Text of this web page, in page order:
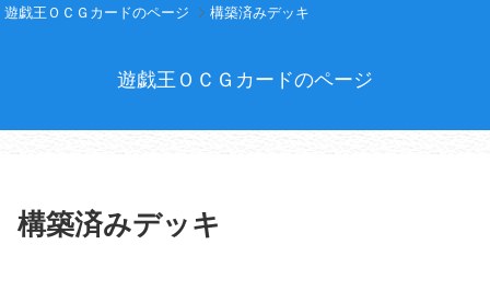
遊戯王ＯＣＧカードのページ 構築済みデッキ
遊戯王ＯＣＧカードのページ
構築済みデッキ